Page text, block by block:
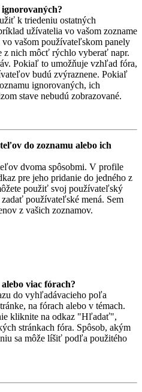
k triedeniu ostatných
užívatelia vo vašom zozname
vašom používateľskom panely
z nich môcť rýchlo vyberať napr.
Pokiaľ to umožňuje vzhľad fóra,
budú zvýraznene. Pokiaľ
ignorovaných, ich
stave nebudú zobrazované.
do zoznamu alebo ich
dvoma spôsobmi. V profile
pre jeho pridanie do jedného z
použiť svoj používateľský
používateľské mená. Sem
z vašich zoznamov.
viac fórach?
do vyhľadávacieho poľa
na fórach alebo v témach.
kliknite na odkaz "Hľadať",
stránkach fóra. Spôsob, akým
sa môže líšiť podľa použitého